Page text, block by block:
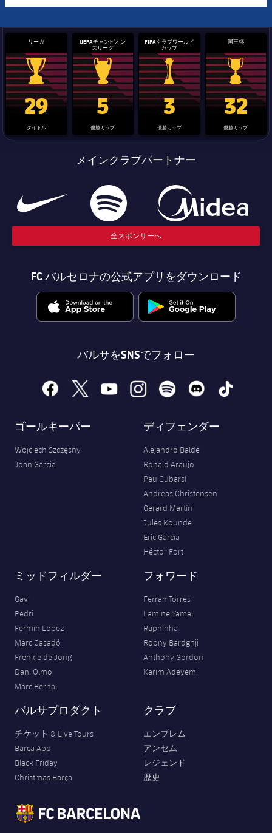
リーガ
La Liga trophy
29
タイトル
UEFAチャンピオン
ズリーグ
Champions League trophy
5
優勝カップ
FIFAクラブワールド
カップ
label.aria.clubworldcup
3
優勝カップ
国王杯
国王杯
32
優勝カップ
メインクラブパートナー
全スポンサーへ
FC バルセロナの公式アプリをダウンロード
バルサをSNSでフォロー
facebook
x youtubeinstagramspotify discord tiktok
ゴールキーパー
Wojciech Szczęsny
Joan Garcia
ディフェンダー
Alejandro Balde
Ronald Araujo
Pau Cubarsí
Andreas Christensen
Gerard Martín
Jules Kounde
Eric García
Héctor Fort
ミッドフィルダー
Gavi
Pedri
Fermín López
Marc Casadó
Frenkie de Jong
Dani Olmo
Marc Bernal
フォワード
Ferran Torres
Lamine Yamal
Raphinha
Roony Bardghji
Anthony Gordon
Karim Adeyemi
バルサプロダクト
チケット & Live Tours
Barça App
Black Friday
Christmas Barça
クラブ
エンブレム
アンセム
レジェンド
歴史